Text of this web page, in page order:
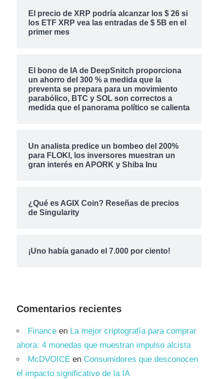
El precio de XRP podría alcanzar los $ 26 si
los ETF XRP vea las entradas de $ 5B en el
primer mes
El bono de IA de DeepSnitch proporciona
un ahorro del 300 % a medida que la
preventa se prepara para un movimiento
parabólico, BTC y SOL son correctos a
medida que el panorama político se calienta
Un analista predice un bombeo del 200%
para FLOKI, los inversores muestran un
gran interés en APORK y Shiba Inu
¿Qué es AGIX Coin? Reseñas de precios
de Singularity
¡Uno había ganado el 7.000 por ciento!
Comentarios recientes
Finance en La mejor criptografía para comprar
ahora: 4 monedas que muestran impulso alcista
McDVOICE en Consumidores que desconocen
el impacto significativo de la IA